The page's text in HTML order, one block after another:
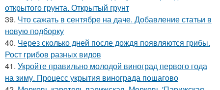
открытого грунта. Открытый грунт
39. Что сажать в сентябре на даче. Добавление статьи в
новую подборку
40. Через сколько дней после дождя появляются грибы.
Рост грибов разных видов
41. Укройте правильно молодой виноград первого года
на зиму. Процесс укрытия винограда пошагово